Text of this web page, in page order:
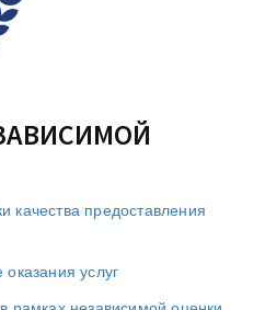
качества предоставления
услуг